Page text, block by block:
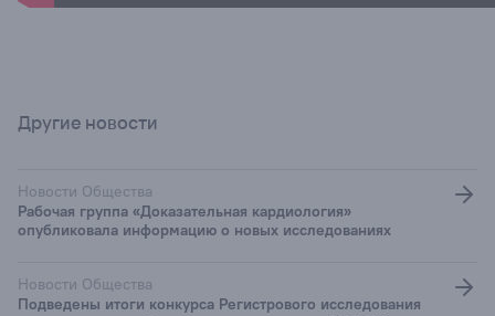
Другие новости
Новости Общества
Рабочая группа «Доказательная кардиология»
опубликовала информацию о новых исследованиях
Новости Общества
Подведены итоги конкурса Регистрового исследования